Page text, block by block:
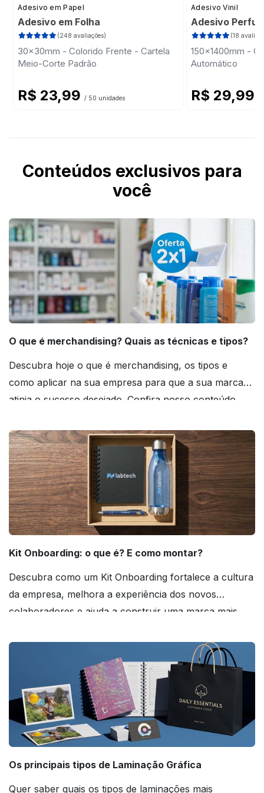
Adesivo em Papel
Adesivo em Folha
(248 avaliações)
30x30mm - Colorido Frente - Cartela
Meio-Corte Padrão
R$ 23,99 / 50 unidades
Adesivo Vinil
Adesivo
(18
150x1400mm -
Automático
R$ 29,99
Conteúdos exclusivos para
você
O que é merchandising? Quais as técnicas e tipos?
Descubra hoje o que é merchandising, os tipos e
como aplicar na sua empresa para que a sua marca
atinja o sucesso desejado. Confira nosso conteúdo
Kit Onboarding: o que é? E como montar?
Descubra como um Kit Onboarding fortalece a cultura
da empresa, melhora a experiência dos novos
colaboradores e ajuda a construir uma marca mais
Os principais tipos de Laminação Gráfica
Quer saber quais os tipos de laminações mais